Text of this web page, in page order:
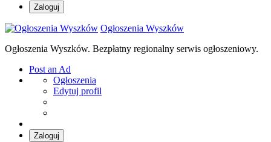
Zaloguj
Ogłoszenia Wyszków
Ogłoszenia Wyszków. Bezpłatny regionalny serwis ogłoszeniowy.
Post an Ad
Ogłoszenia
Edytuj profil
Zaloguj